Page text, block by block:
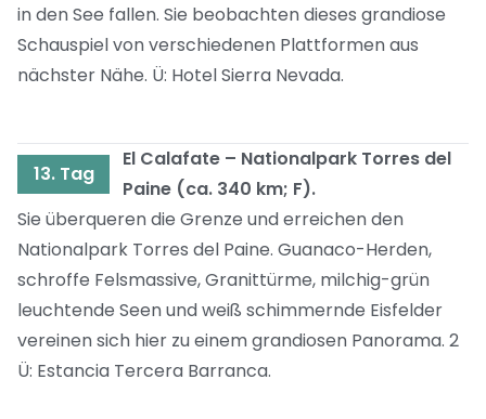
in den See fallen. Sie beobachten dieses grandiose
Schauspiel von verschiedenen Plattformen aus
nächster Nähe. Ü: Hotel Sierra Nevada.
13. Tag
El Calafate – Nationalpark Torres del
Paine (ca. 340 km; F).
Sie überqueren die Grenze und erreichen den
Nationalpark Torres del Paine. Guanaco-Herden,
schroffe Felsmassive, Granittürme, milchig-grün
leuchtende Seen und weiß schimmernde Eisfelder
vereinen sich hier zu einem grandiosen Panorama. 2
Ü: Estancia Tercera Barranca.